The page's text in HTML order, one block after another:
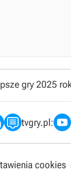
gry 2025
tvgry.pl:
cookies